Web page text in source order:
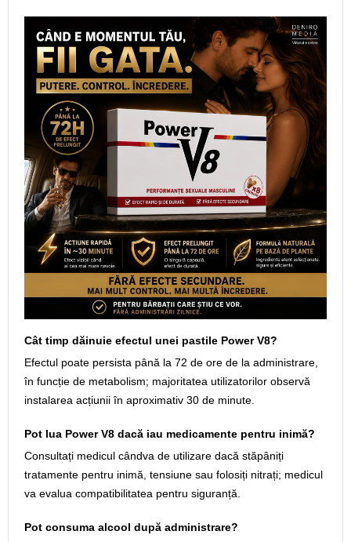
Cât timp dăinuie efectul unei pastile Power V8?
Efectul poate persista până la 72 de ore de la administrare,
în funcție de metabolism; majoritatea utilizatorilor observă
instalarea acțiunii în aproximativ 30 de minute.
Pot lua Power V8 dacă iau medicamente pentru inimă?
Consultați medicul cândva de utilizare dacă stăpâniți
tratamente pentru inimă, tensiune sau folosiți nitrați; medicul
va evalua compatibilitatea pentru siguranță.
Pot consuma alcool după administrare?